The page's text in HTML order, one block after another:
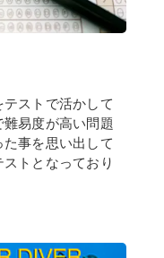
ストで活かして
易度が高い問題
事を思い出して
トとなっており